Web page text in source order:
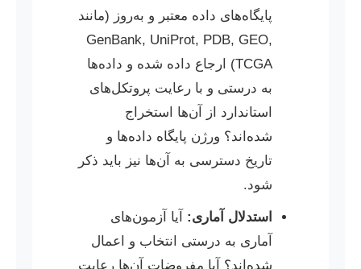
پایگاه‌های داده معتبر و به‌روز (مانند
GenBank, UniProt, PDB, GEO,
TCGA) ارجاع داده شده و داده‌ها
به درستی و با رعایت پروتکل‌های
استاندارد از آن‌ها استخراج
شده‌اند؟ ورژن پایگاه داده‌ها و
تاریخ دسترسی به آن‌ها نیز باید ذکر
شود.
استدلال آماری: آیا آزمون‌های
آماری به درستی انتخاب و اعمال
شده‌اند؟ آیا مفروضات آن‌ها رعایت